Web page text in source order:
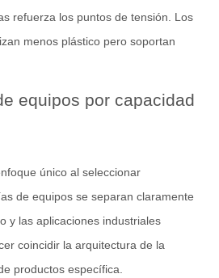
refuerza los puntos de tensión. Los
menos plástico pero soportan
equipos por capacidad
único al seleccionar
de equipos se separan claramente
y las aplicaciones industriales
coincidir la arquitectura de la
productos específica.